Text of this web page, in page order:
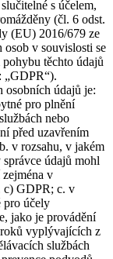
s účelem,
(čl. 6 odst.
(EU) 2016/679 ze
v souvislosti se
těchto údajů
„GDPR“).
osobních údajů je:
pro plnění
nebo
před uzavřením
v rozsahu, v jakém
údajů mohl
v
c) GDPR; c. v
pro účely
jako je provádění
vyplývajících z
službách